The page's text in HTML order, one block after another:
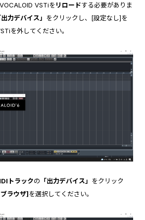
VSTiをリロードする必要がありま
力デバイス」 をクリックし、[設定なし]を
を外してください。
トラックの 「出力デバイス」 をクリック
ラウザ]を選択してください。